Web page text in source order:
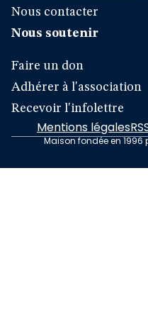
Nous contacter
Nous soutenir
Faire un don
Adhérer à l'association
Recevoir l'infolettre
Mentions légales
Maison fondée en 1996